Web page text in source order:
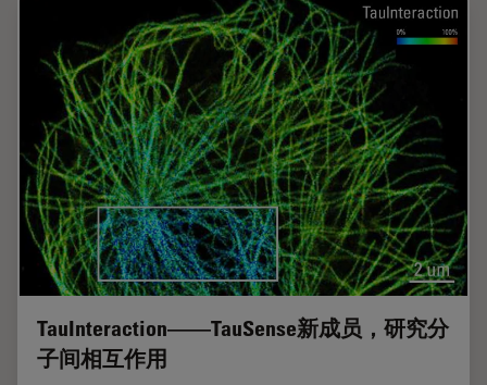
TauInteraction——TauSense新成员，研究分
子间相互作用